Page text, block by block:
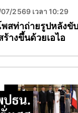
2569 เวลา 10:29
พสท่าถ่ายรูปหลังขั
างขึ้นด้วยเอไอ